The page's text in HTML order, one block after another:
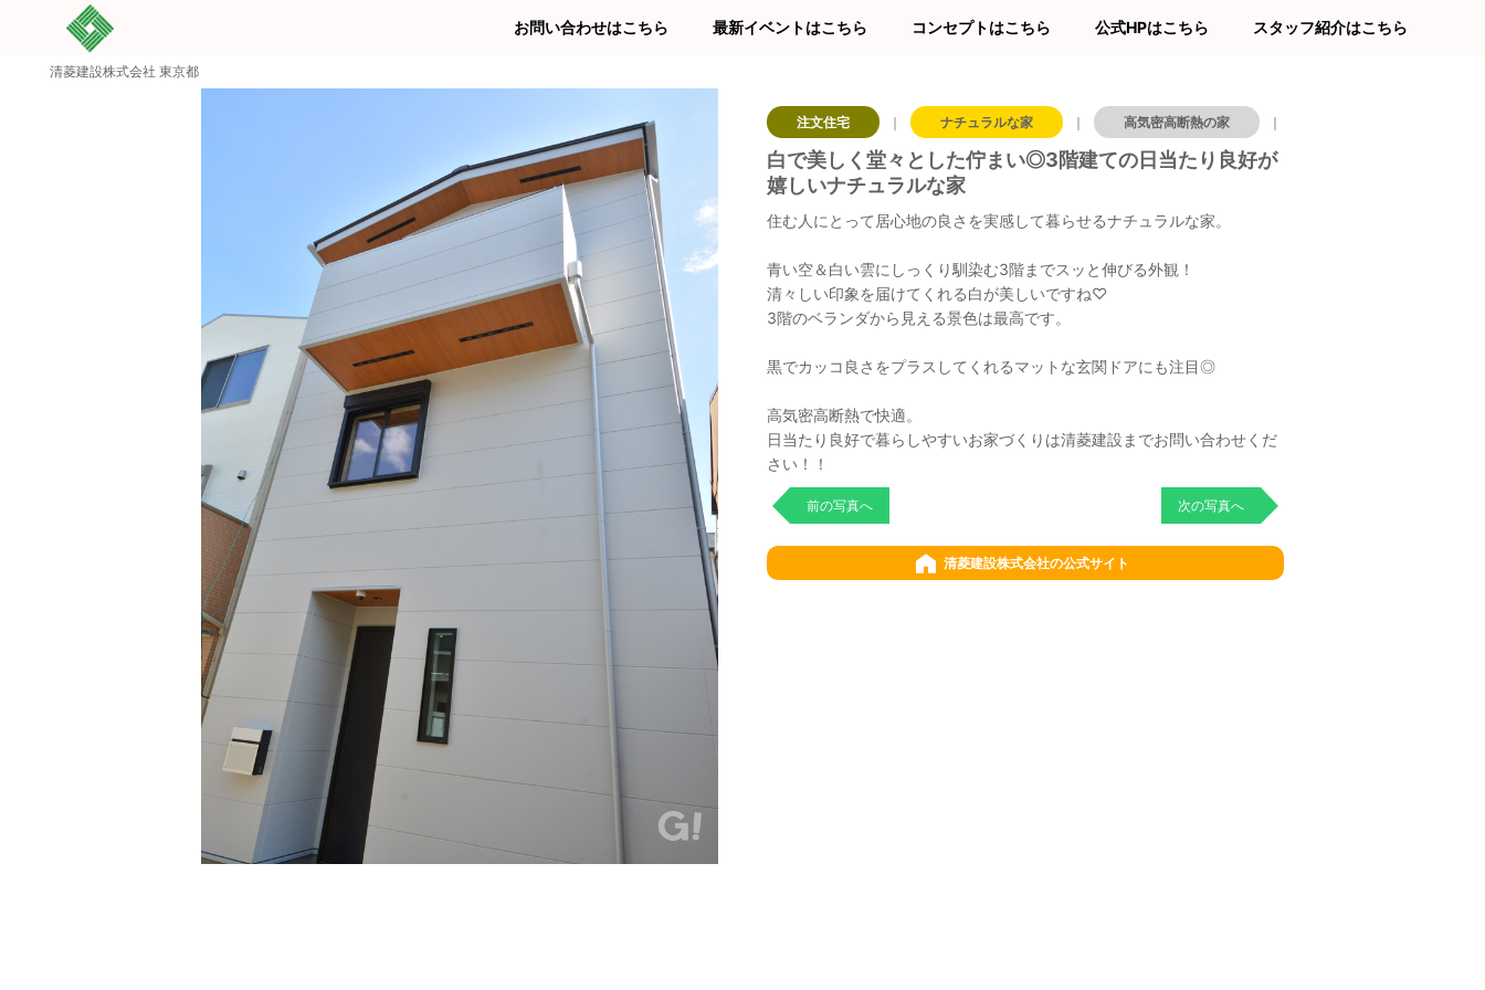
お問い合わせはこちら 最新イベントはこちら コンセプトはこちら 公式HPはこちら スタッフ紹介はこちら
清菱建設株式会社 東京都
注文住宅 ｜ ナチュラルな家 ｜ 高気密高断熱の家 ｜
白で美しく堂々とした佇まい◎3階建ての日当たり良好が
嬉しいナチュラルな家
住む人にとって居心地の良さを実感して暮らせるナチュラルな家。
青い空＆白い雲にしっくり馴染む3階までスッと伸びる外観！
清々しい印象を届けてくれる白が美しいですね♡
3階のベランダから見える景色は最高です。
黒でカッコ良さをプラスしてくれるマットな玄関ドアにも注目◎
高気密高断熱で快適。
日当たり良好で暮らしやすいお家づくりは清菱建設までお問い合わせくだ
さい！！
前の写真へ 次の写真へ
清菱建設株式会社の公式サイト